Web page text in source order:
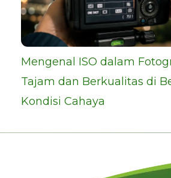
Mengenal ISO dalam
Tajam dan Berkualitas di
Kondisi Cahaya